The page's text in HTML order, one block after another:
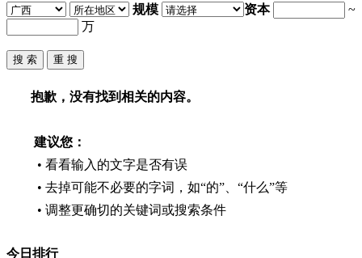
规模
资本
~
万
抱歉，没有找到相关的内容。
建议您：
• 看看输入的文字是否有误
• 去掉可能不必要的字词，如“的”、“什么”等
• 调整更确切的关键词或搜索条件
今日排行